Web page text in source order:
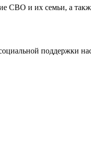
СВО и их семьи, а
поддержки